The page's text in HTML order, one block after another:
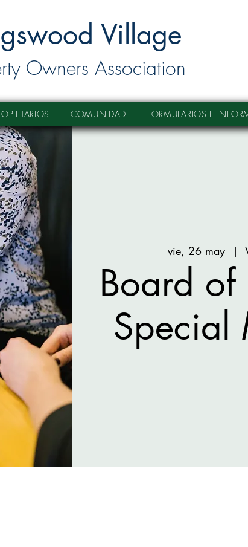
Village
Owners Association
COMUNIDAD FORMULARIOS E
vie, 26 may
  |
Board of
Special